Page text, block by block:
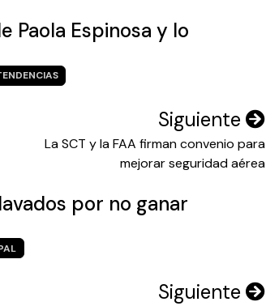
Paola Espinosa y lo
Siguiente
La SCT y la FAA firman convenio para
mejorar seguridad aérea
por no ganar
Siguiente